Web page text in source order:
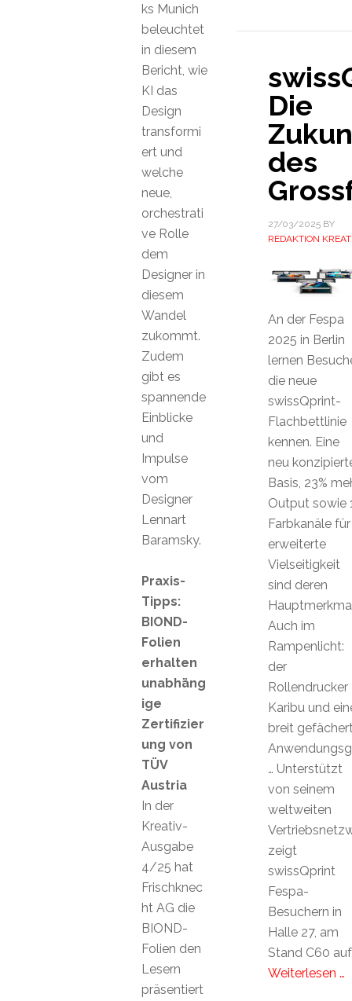
Die
des
27/03/2025BY
REDAKTION
An der Fespa
2025 in Berlin
lernen
die neue
swissQprint-
Flachbettlinie
kennen. Eine
neu
Basis, 23%
Output sowie
Farbkanäle für
erweiterte
Vielseitigkeit
sind deren
Auch im
Rampenlicht:
der
Rollendrucker
Karibu und
breit
… Unterstützt
von seinem
weltweiten
zeigt
swissQprint
Fespa-
Besuchern in
Halle 27, am
Stand C60
Weiterlesen …
ks Munich
beleuchtet
in diesem
Bericht, wie
KI das
Design
transformi
ert und
welche
neue,
orchestrati
ve Rolle
dem
Designer in
diesem
Wandel
zukommt.
Zudem
gibt es
spannende
Einblicke
und
Impulse
vom
Designer
Lennart
Baramsky.
Praxis-
Tipps:
BIOND-
Folien
erhalten
unabhäng
ige
Zertifizier
ung von
TÜV
Austria
In der
Kreativ-
Ausgabe
4/25 hat
Frischknec
ht AG die
BIOND-
Folien den
Lesern
präsentiert